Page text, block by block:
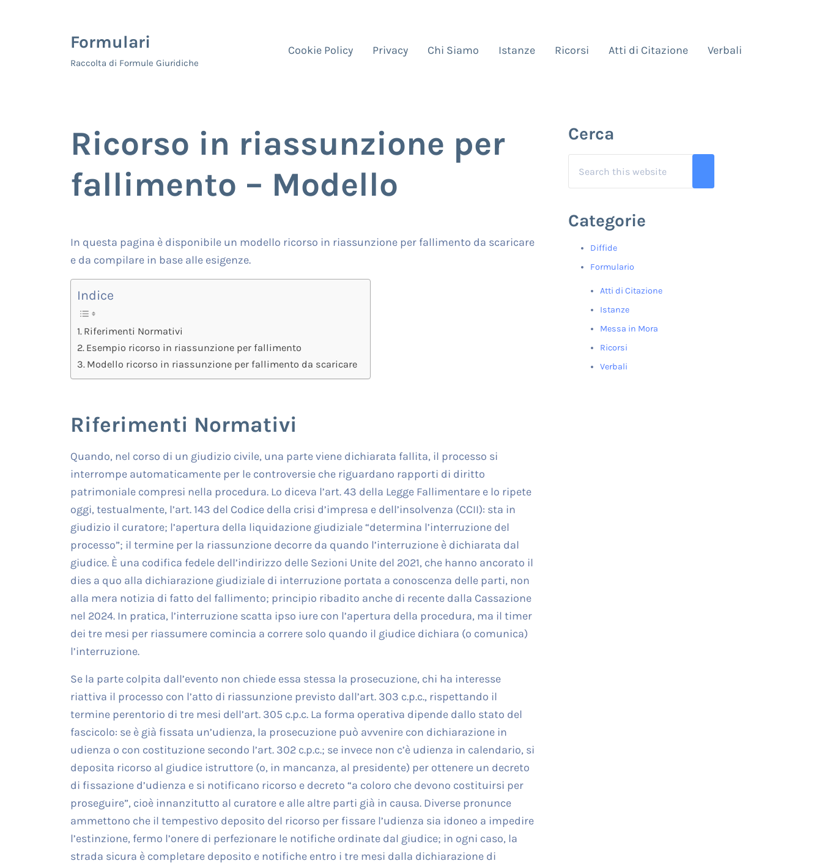
Formulari
Raccolta di Formule Giuridiche
Cookie Policy Privacy Chi Siamo Istanze Ricorsi Atti di Citazione Verbali
Ricorso in riassunzione per
fallimento – Modello
In questa pagina è disponibile un modello ricorso in riassunzione per fallimento da scaricare
e da compilare in base alle esigenze.
Indice
Riferimenti Normativi
Esempio ricorso in riassunzione per fallimento
Modello ricorso in riassunzione per fallimento da scaricare
Riferimenti Normativi
Quando, nel corso di un giudizio civile, una parte viene dichiarata fallita, il processo si
interrompe automaticamente per le controversie che riguardano rapporti di diritto
patrimoniale compresi nella procedura. Lo diceva l’art. 43 della Legge Fallimentare e lo ripete
oggi, testualmente, l’art. 143 del Codice della crisi d’impresa e dell’insolvenza (CCII): sta in
giudizio il curatore; l’apertura della liquidazione giudiziale “determina l’interruzione del
processo”; il termine per la riassunzione decorre da quando l’interruzione è dichiarata dal
giudice. È una codifica fedele dell’indirizzo delle Sezioni Unite del 2021, che hanno ancorato il
dies a quo alla dichiarazione giudiziale di interruzione portata a conoscenza delle parti, non
alla mera notizia di fatto del fallimento; principio ribadito anche di recente dalla Cassazione
nel 2024. In pratica, l’interruzione scatta ipso iure con l’apertura della procedura, ma il timer
dei tre mesi per riassumere comincia a correre solo quando il giudice dichiara (o comunica)
l’interruzione.
Se la parte colpita dall’evento non chiede essa stessa la prosecuzione, chi ha interesse
riattiva il processo con l’atto di riassunzione previsto dall’art. 303 c.p.c., rispettando il
termine perentorio di tre mesi dell’art. 305 c.p.c. La forma operativa dipende dallo stato del
fascicolo: se è già fissata un’udienza, la prosecuzione può avvenire con dichiarazione in
udienza o con costituzione secondo l’art. 302 c.p.c.; se invece non c’è udienza in calendario, si
deposita ricorso al giudice istruttore (o, in mancanza, al presidente) per ottenere un decreto
di fissazione d’udienza e si notificano ricorso e decreto “a coloro che devono costituirsi per
proseguire”, cioè innanzitutto al curatore e alle altre parti già in causa. Diverse pronunce
ammettono che il tempestivo deposito del ricorso per fissare l’udienza sia idoneo a impedire
l’estinzione, fermo l’onere di perfezionare le notifiche ordinate dal giudice; in ogni caso, la
strada sicura è completare deposito e notifiche entro i tre mesi dalla dichiarazione di
Sidebar
Cerca
Categorie
Diffide
Formulario
Atti di Citazione
Istanze
Messa in Mora
Ricorsi
Verbali